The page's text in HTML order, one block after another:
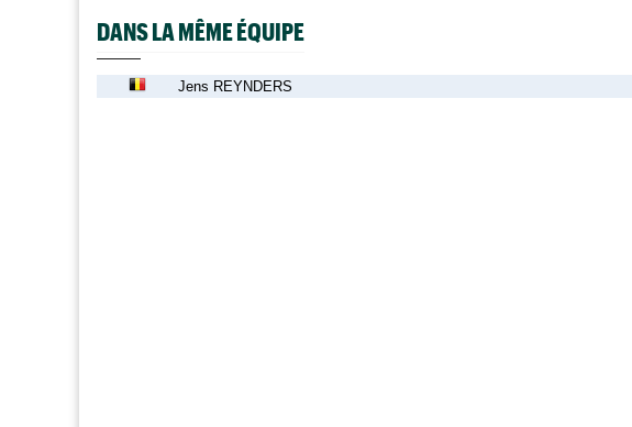
DANS LA MÊME ÉQUIPE
Jens REYNDERS